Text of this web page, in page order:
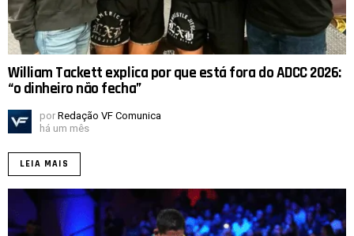
William Tackett explica por que está fora do ADCC 2026:
“o dinheiro não fecha”
por Redação VF Comunica
há um mês
LEIA MAIS